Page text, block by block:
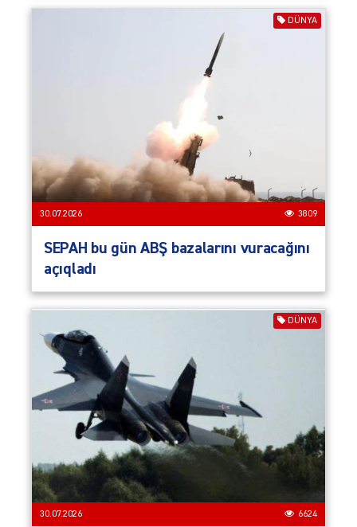
DÜNYA
30.07.2026 3809
SEPAH bu gün ABŞ bazalarını vuracağını
açıqladı
DÜNYA
30.07.2026 6624